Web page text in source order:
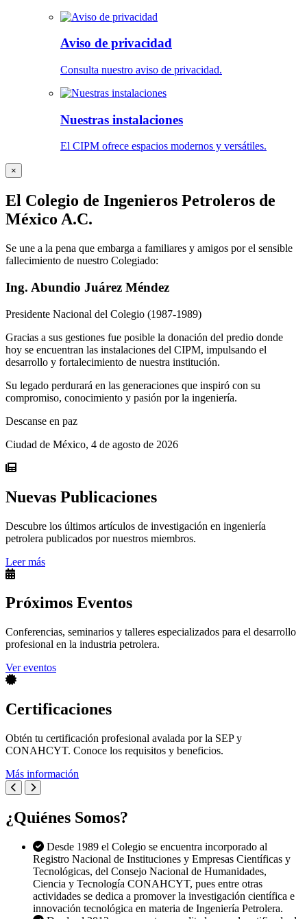
Aviso de privacidad
Consulta nuestro aviso de privacidad.
Nuestras instalaciones
El CIPM ofrece espacios modernos y versátiles.
×
El Colegio de Ingenieros Petroleros de
México A.C.
Se une a la pena que embarga a familiares y amigos por el sensible
fallecimiento de nuestro Colegiado:
Ing. Abundio Juárez Méndez
Presidente Nacional del Colegio (1987-1989)
Gracias a sus gestiones fue posible la donación del predio donde
hoy se encuentran las instalaciones del CIPM, impulsando el
desarrollo y fortalecimiento de nuestra institución.
Su legado perdurará en las generaciones que inspiró con su
compromiso, conocimiento y pasión por la ingeniería.
Descanse en paz
Ciudad de México, 4 de agosto de 2026
Nuevas Publicaciones
Descubre los últimos artículos de investigación en ingeniería
petrolera publicados por nuestros miembros.
Leer más
Próximos Eventos
Conferencias, seminarios y talleres especializados para el desarrollo
profesional en la industria petrolera.
Ver eventos
Certificaciones
Obtén tu certificación profesional avalada por la SEP y
CONAHCYT. Conoce los requisitos y beneficios.
Más información
¿Quiénes Somos?
Desde 1989 el Colegio se encuentra incorporado al
Registro Nacional de Instituciones y Empresas Científicas y
Tecnológicas, del Consejo Nacional de Humanidades,
Ciencia y Tecnología CONAHCYT, pues entre otras
actividades se dedica a promover la investigación científica e
innovación tecnológica en materia de Ingeniería Petrolera.